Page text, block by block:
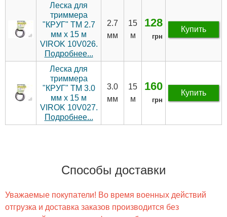
Леска для
триммера
"КРУГ" TM 2.7
мм x 15 м
VIROK 10V026.
Подробнее...
2.7
мм
15
м
128
грн
Купить
Леска для
триммера
"КРУГ" TM 3.0
мм x 15 м
VIROK 10V027.
Подробнее...
3.0
мм
15
м
160
грн
Купить
Способы доставки
Уважаемые покупатели! Во время военных действий
отгрузка и доставка заказов производится без